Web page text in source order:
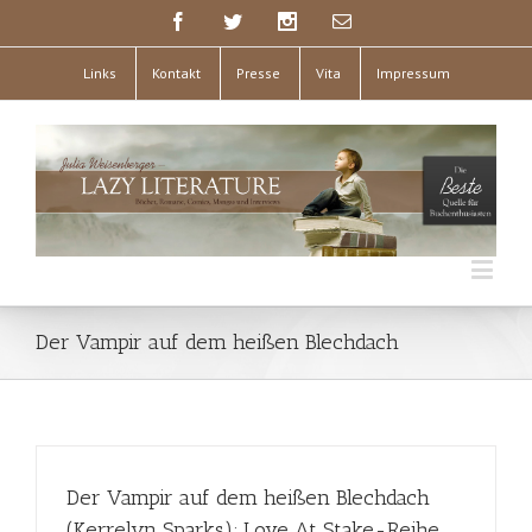
Links Kontakt Presse Vita Impressum
Der Vampir auf dem heißen Blechdach
Der Vampir auf dem heißen Blechdach